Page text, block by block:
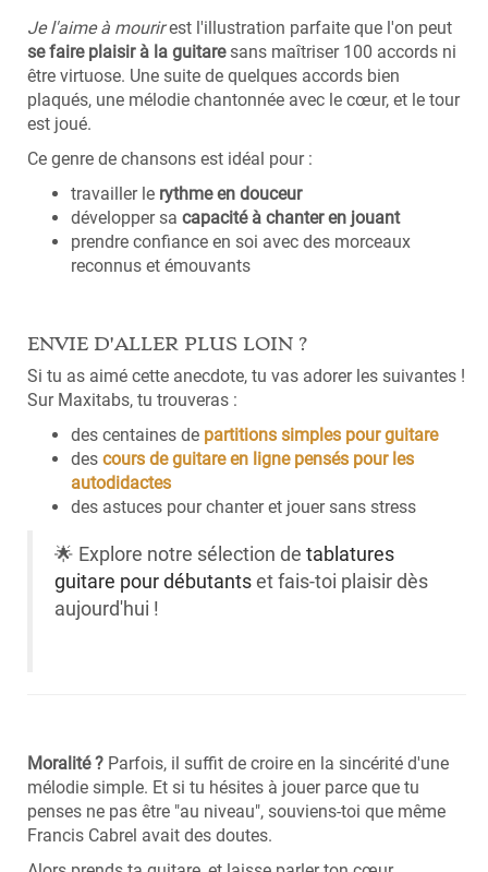
Je l'aime à mourirest l'illustration parfaite que l'on peut
se faire plaisir à la guitaresans maîtriser 100 accords ni
être virtuose. Une suite de quelques accords bien
plaqués, une mélodie chantonnée avec le cœur, et le tour
est joué.
Ce genre de chansons est idéal pour :
travailler le rythme en douceur
développer sa capacité à chanter en jouant
prendre confiance en soi avec des morceaux
reconnus et émouvants
ENVIE D'ALLER PLUS LOIN ?
Si tu as aimé cette anecdote, tu vas adorer les suivantes !
Sur Maxitabs, tu trouveras :
des centaines de partitions simples pour guitare
des cours de guitare en ligne pensés pour les
autodidactes
des astuces pour chanter et jouer sans stress
🌟 Explore notre sélection de tablatures
guitare pour débutants et fais-toi plaisir dès
aujourd'hui !
Moralité ? Parfois, il suffit de croire en la sincérité d'une
mélodie simple. Et si tu hésites à jouer parce que tu
penses ne pas être "au niveau", souviens-toi que même
Francis Cabrel avait des doutes.